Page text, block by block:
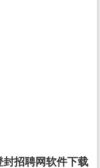
招聘网软件下载